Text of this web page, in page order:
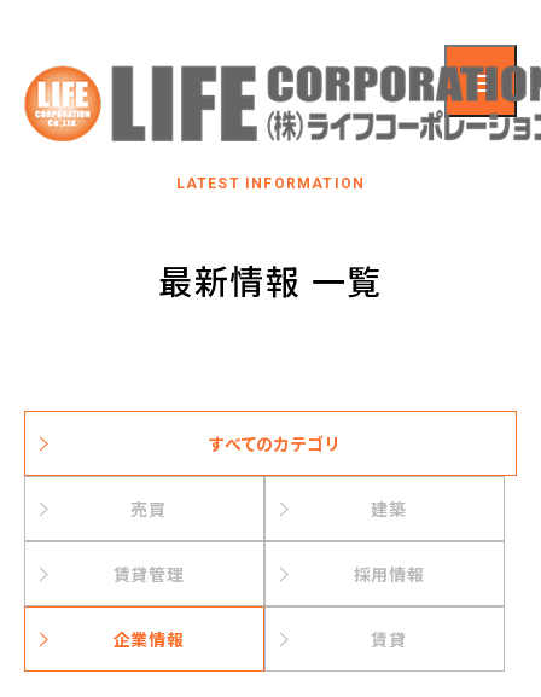
LATEST INFORMATION
最新情報 一覧
すべてのカテゴリ
売買 建築
賃貸管理 採用情報
企業情報 賃貸